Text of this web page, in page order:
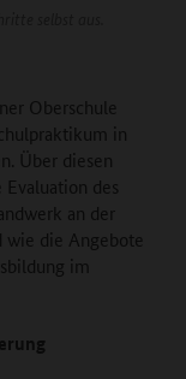
Oberschule
in
Über diesen
des
an der
wie die Angebote
im